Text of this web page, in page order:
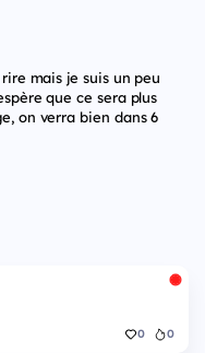
mais je suis un peu
que ce sera plus
on verra bien dans 6
0 0